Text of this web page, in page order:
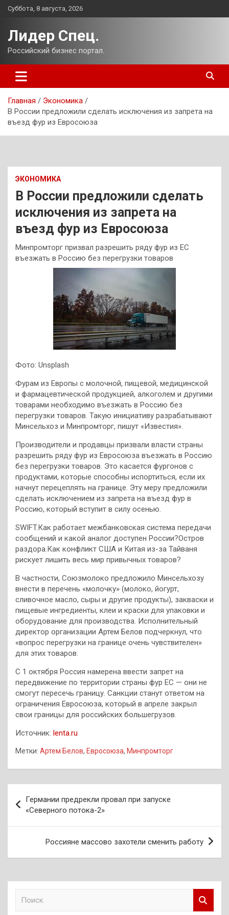
Перейти
Суббота, 8 августа, 2026
Лидер Спец.
Российский бизнес портал.
Главная
Экономика
В России предложили сделать исключения из запрета на
въезд фур из Евросоюза
ЭКОНОМИКА
В России предложили сделать
исключения из запрета на
въезд фур из Евросоюза
Минпромторг призвал разрешить ряду фур из ЕС
въезжать в Россию без перегрузки товаров
Фото: Unsplash
Фурам из Европы с молочной, пищевой, медицинской
и фармацевтической продукцией, алкоголем и другими
товарами необходимо въезжать в Россию без
перегрузки товаров. Такую инициативу разрабатывают
Минсельхоз и Минпромторг, пишут «Известия».
Производители и продавцы призвали власти страны
разрешить ряду фур из Евросоюза въезжать в Россию
без перегрузки товаров. Это касается фургонов с
продуктами, которые способны испортиться, если их
начнут перецеплять на границе. Эту меру предложили
сделать исключением из запрета на въезд фур в
Россию, который вступит в силу осенью.
SWIFT.Как работает межбанковская система передачи
сообщений и какой аналог доступен России?Остров
раздора.Как конфликт США и Китая из-за Тайваня
рискует лишить весь мир привычных товаров?
В частности, Союзмолоко предложило Минсельхозу
внести в перечень «молочку» (молоко, йогурт,
сливочное масло, сыры и другие продукты), закваски и
пищевые ингредиенты, клеи и краски для упаковки и
оборудование для производства. Исполнительный
директор организации Артем Белов подчеркнул, что
«вопрос перегрузки на границе очень чувствителен»
для этих товаров.
С 1 октября Россия намерена ввести запрет на
передвижение по территории страны фур ЕС — они не
смогут пересечь границу. Санкции станут ответом на
ограничения Евросоюза, который в апреле закрыл
свои границы для российских большегрузов.
Источник: lenta.ru
Метки: Артем Белов, Евросоюза, Минпромторг
по
записям
Германии предрекли провал при запуске
«Северного потока-2»
Россияне массово захотели сменить работу